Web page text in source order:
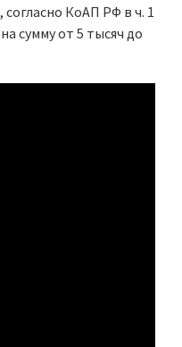
согласно КоАП РФ в ч. 1
сумму от 5 тысяч до